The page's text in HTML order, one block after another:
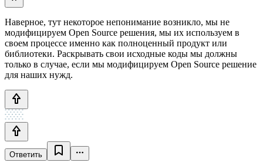
Наверное, тут некоторое непонимание возникло, мы не
модифицируем Open Source решения, мы их используем в
своем процессе именно как полноценный продукт или
библиотеки. Раскрывать свои исходные коды мы должны
только в случае, если мы модифицируем Open Source решение
для наших нужд.
Ответить